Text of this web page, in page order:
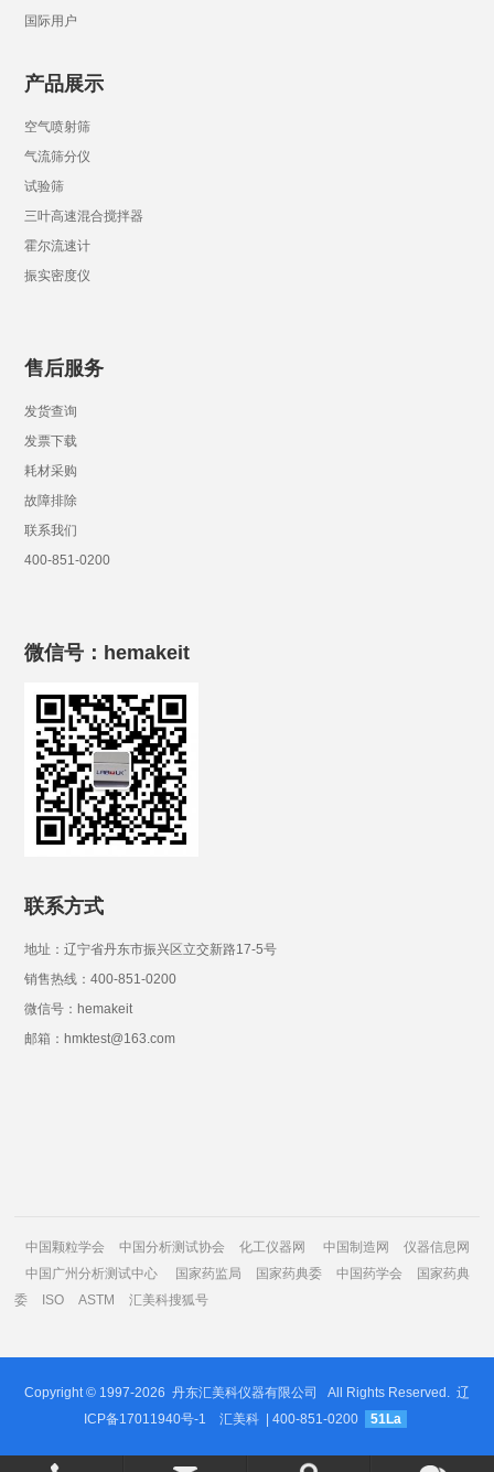
国际用户
产品展示
空气喷射筛
气流筛分仪
试验筛
三叶高速混合搅拌器
霍尔流速计
振实密度仪
售后服务
发货查询
发票下载
耗材采购
故障排除
联系我们
400-851-0200
微信号：hemakeit
联系方式
地址：辽宁省丹东市振兴区立交新路17-5号
销售热线：400-851-0200
微信号：hemakeit
邮箱：hmktest@163.com
中国颗粒学会 中国分析测试协会 化工仪器网 中国制造网
仪器信息网
中国广州分析测试中心
国家药监局 国家药典委 中国药学会
国家药典
委
ISO ASTM 汇美科搜狐号
Copyright © 1997-2026 丹东汇美科仪器有限公司 All Rights Reserved. 辽
ICP备17011940号-1
汇美科 | 400-851-0200 51La